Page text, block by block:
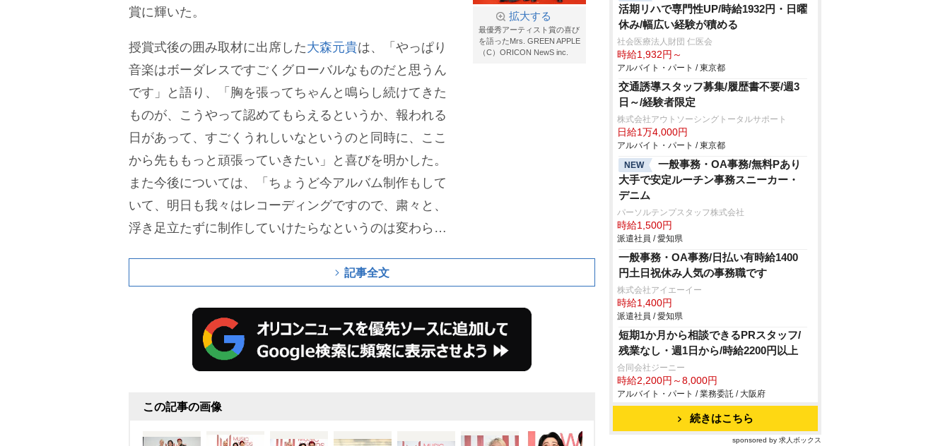
拡大する
最優秀アーティスト賞の喜び
を語ったMrs. GREEN APPLE
（C）ORICON NewS inc.
賞に輝いた。
授賞式後の囲み取材に出席した大森元貴は、「やっぱり
音楽はボーダレスですごくグローバルなものだと思うん
です」と語り、「胸を張ってちゃんと鳴らし続けてきた
ものが、こうやって認めてもらえるというか、報われる
日があって、すごくうれしいなというのと同時に、ここ
から先ももっと頑張っていきたい」と喜びを明かした。
また今後については、「ちょうど今アルバム制作もして
いて、明日も我々はレコーディングですので、粛々と、
浮き足立たずに制作していけたらなというのは変わらず
『MUSIC AWARDS JAPAN
ィストを発表。ノミネート作品・アーティストの中か
ら、音楽関係者約5000人による投票で各賞の最優秀作
品・アーティストが決定した。
ント産業振興会が主催する国際音楽賞。音楽業界の主要5
団体が垣根を越えて設立し、「世界とつながり、音楽の
記事全文
この記事の画像
活期リハで専門性UP/時給1932円・日曜
休み/幅広い経験が積める
社会医療法人財団 仁医会
時給1,932円～
アルバイト・パート / 東京都
交通誘導スタッフ募集/履歴書不要/週3
日～/経験者限定
株式会社アウトソーシングトータルサポート
日給1万4,000円
アルバイト・パート / 東京都
NEW
一般事務・OA事務/無料Pあり
大手で安定ルーチン事務スニーカー・
デニム
パーソルテンプスタッフ株式会社
時給1,500円
派遣社員 / 愛知県
一般事務・OA事務/日払い有時給1400
円土日祝休み人気の事務職です
株式会社アイエーイー
時給1,400円
派遣社員 / 愛知県
短期1か月から相談できるPRスタッフ/
残業なし・週1日から/時給2200円以上
合同会社ジーニー
時給2,200円～8,000円
アルバイト・パート / 業務委託 / 大阪府
続きはこちら
sponsored by 求人ボックス